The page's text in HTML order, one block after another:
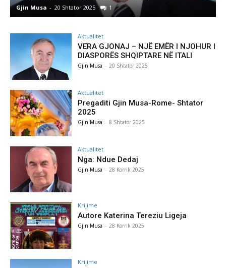
Gjin Musa - 8 Shtator 2025
Aktualitet
VERA GJONAJ – NJË EMËR I NJOHUR I
DIASPORËS SHQIPTARE NË ITALI
Gjin Musa - 20 Shtator 2025
Aktualitet
Pregaditi Gjin Musa-Rome- Shtator
2025
Gjin Musa - 8 Shtator 2025
Aktualitet
Nga: Ndue Dedaj
Gjin Musa - 28 Korrik 2025
Krijime
Autore Katerina Tereziu Ligeja
Gjin Musa - 28 Korrik 2025
Krijime